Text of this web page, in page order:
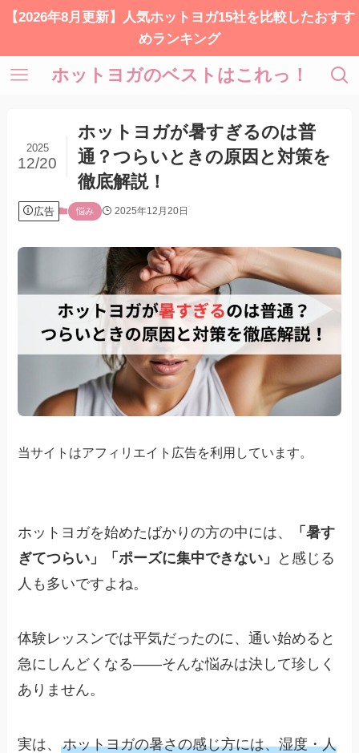
【2026年8月更新】人気ホットヨガ15社を比較したおすす
めランキング
ホットヨガのベストはこれっ！
ホットヨガが暑すぎるのは普
通？つらいときの原因と対策を
徹底解説！
2025
12/20
広告 悩み 2025年12月20日
当サイトはアフィリエイト広告を利用しています。
ホットヨガを始めたばかりの方の中には、
「暑す
ぎてつらい」「ポーズに集中できない」
と感じる
人も多いですよね。
体験レッスンでは平気だったのに、通い始めると
急にしんどくなる――そんな悩みは決して珍しく
ありません。
実は、ホットヨガの暑さの感じ方には、湿度・人